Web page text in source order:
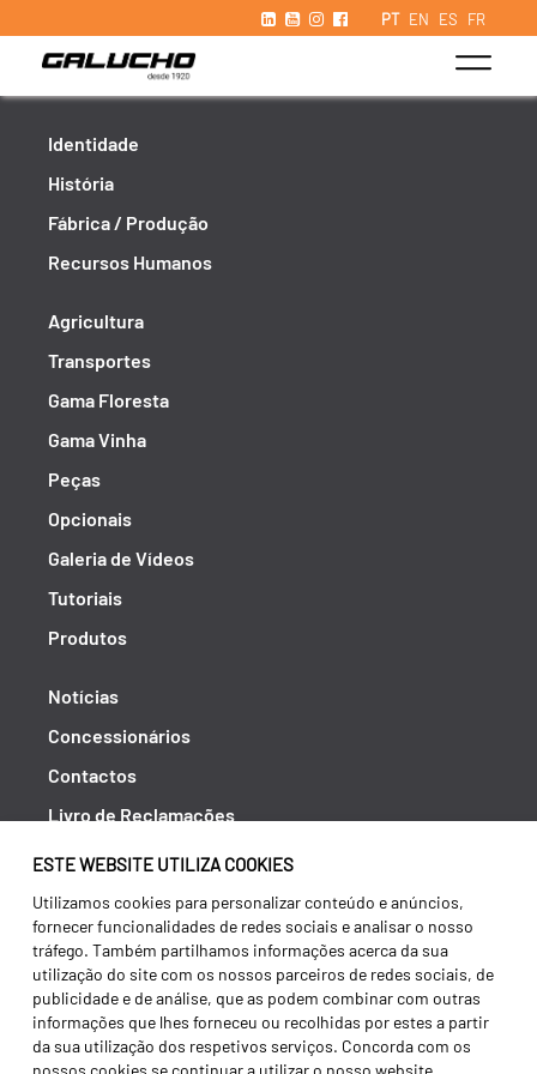
PT EN ES FR
ESTE WEBSITE UTILIZA COOKIES
Utilizamos cookies para personalizar conteúdo e anúncios,
fornecer funcionalidades de redes sociais e analisar o nosso
tráfego. Também partilhamos informações acerca da sua
utilização do site com os nossos parceiros de redes sociais, de
publicidade e de análise, que as podem combinar com outras
informações que lhes forneceu ou recolhidas por estes a partir
da sua utilização dos respetivos serviços. Concorda com os
nossos cookies se continuar a utilizar o nosso website.
Identidade
História
Fábrica / Produção
Recursos Humanos
Agricultura
Transportes
Gama Floresta
Gama Vinha
Peças
Opcionais
Galeria de Vídeos
Tutoriais
Produtos
Notícias
Concessionários
Contactos
Livro de Reclamações
Política de Privacidade
Canal de Denúncias (RGPC)
Termos e condições